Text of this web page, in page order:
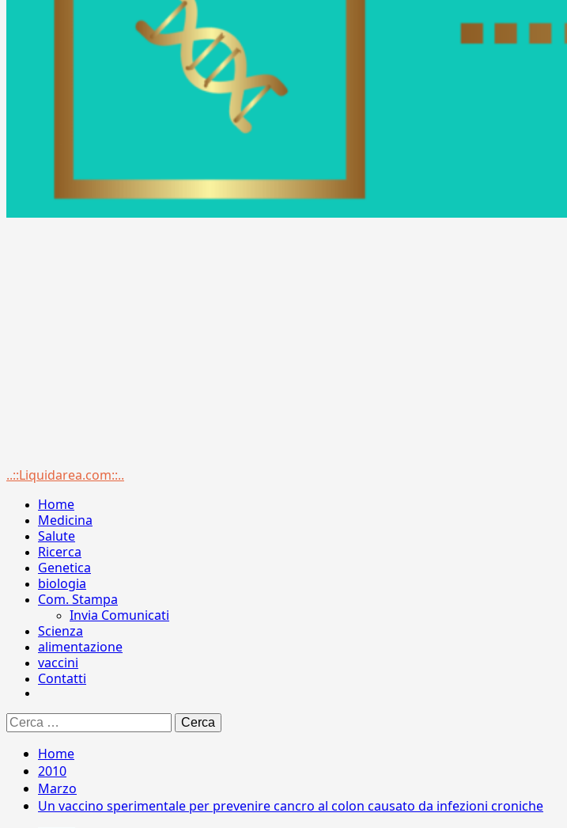
Menu
..::Liquidarea.com::..
Home
Medicina
Salute
Ricerca
Genetica
biologia
Com. Stampa
Invia Comunicati
Scienza
alimentazione
vaccini
Contatti
Ricerca
per:
Home
2010
Marzo
Un vaccino sperimentale per prevenire cancro al colon causato da infezioni croniche